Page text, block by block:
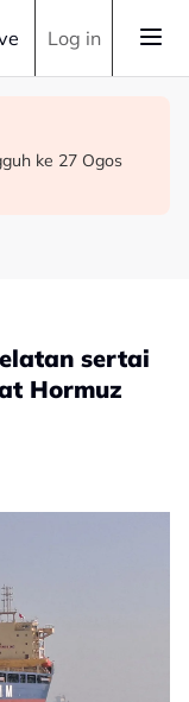
Log in
penyusutan
Eusoff Chin
ke 27 Ogos
sertai
Hormuz